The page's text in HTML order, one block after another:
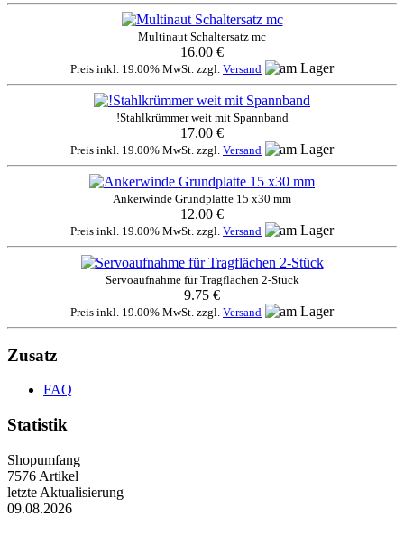
Multinaut Schaltersatz mc
16.00 €
Preis inkl. 19.00% MwSt. zzgl. Versand
!Stahlkrümmer weit mit Spannband
17.00 €
Preis inkl. 19.00% MwSt. zzgl. Versand
Ankerwinde Grundplatte 15 x30 mm
12.00 €
Preis inkl. 19.00% MwSt. zzgl. Versand
Servoaufnahme für Tragflächen 2-Stück
9.75 €
Preis inkl. 19.00% MwSt. zzgl. Versand
Zusatz
FAQ
Statistik
Shopumfang
7576 Artikel
letzte Aktualisierung
09.08.2026